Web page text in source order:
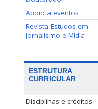
Apoio a eventos
Revista Estudos em
Jornalismo e Mídia
ESTRUTURA
CURRICULAR
Disciplinas e créditos